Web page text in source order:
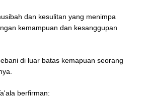
dan kesulitan yang menimpa
kemampuan dan kesanggupan
di luar batas kemapuan seorang
berfirman: